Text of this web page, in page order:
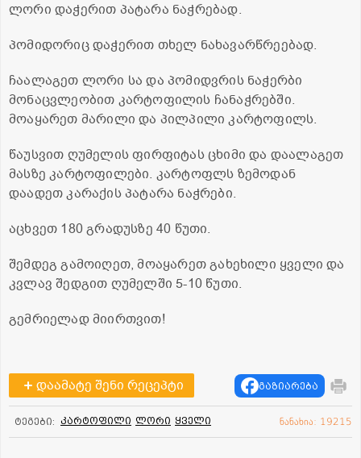
ლორი დაჭერით პატარა ნაჭრებად.
პომიდორიც დაჭერით თხელ ნახავარწრეებად.
ჩაალაგეთ ლორი სა და პომიდვრის ნაჭერბი
მონაცვლეობით კარტოფილის ჩანაჭრებში.
მოაყარეთ მარილი და პილპილი კარტოფილს.
წაუსვით ღუმელის ფირფიტას ცხიმი და დაალაგეთ
მასზე კარტოფილები. კარტოფლს ზემოდან
დაადეთ კარაქის პატარა ნაჭრები.
აცხვეთ 180 გრადუსზე 40 წუთი.
შემდეგ გამოიღეთ, მოაყარეთ გახეხილი ყველი და
კვლავ შედგით ღუმელში 5-10 წუთი.
გემრიელად მიირთვით!
დაამატე შენი რეცეპტი გაზიარება
ტეგები: კარტოფილი ლორი ყველი ნანახია: 19215